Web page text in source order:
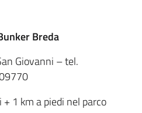
Breda
Giovanni – tel.
1 km a piedi nel parco